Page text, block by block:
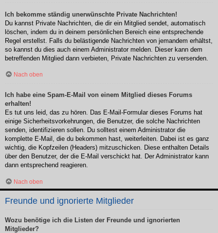
Ich bekomme ständig unerwünschte Private Nachrichten!
Du kannst Private Nachrichten, die dir ein Mitglied sendet, automatisch
löschen, indem du in deinem persönlichen Bereich eine entsprechende
Regel erstellst. Falls du belästigende Nachrichten von jemandem erhältst,
so kannst du dies auch einem Administrator melden. Dieser kann dem
betreffenden Mitglied dann verbieten, Private Nachrichten zu versenden.
Nach oben
Ich habe eine Spam-E-Mail von einem Mitglied dieses Forums
erhalten!
Es tut uns leid, das zu hören. Das E-Mail-Formular dieses Forums hat
einige Sicherheitsvorkehrungen, die Benutzer, die solche Nachrichten
senden, identifizieren sollen. Du solltest einem Administrator die
komplette E-Mail, die du bekommen hast, weiterleiten. Dabei ist es ganz
wichtig, die Kopfzeilen (Headers) mitzuschicken. Diese enthalten Details
über den Benutzer, der die E-Mail verschickt hat. Der Administrator kann
dann entsprechend reagieren.
Nach oben
Freunde und ignorierte Mitglieder
Wozu benötige ich die Listen der Freunde und ignorierten
Mitglieder?